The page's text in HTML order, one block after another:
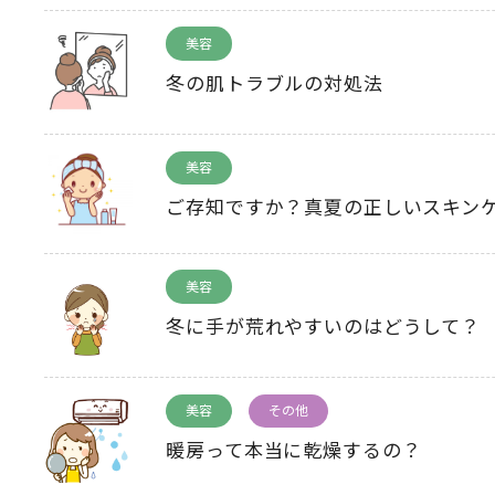
美容
冬の肌トラブルの対処法
美容
ご存知ですか？真夏の正しいスキン
美容
冬に手が荒れやすいのはどうして？
美容 その他
暖房って本当に乾燥するの？